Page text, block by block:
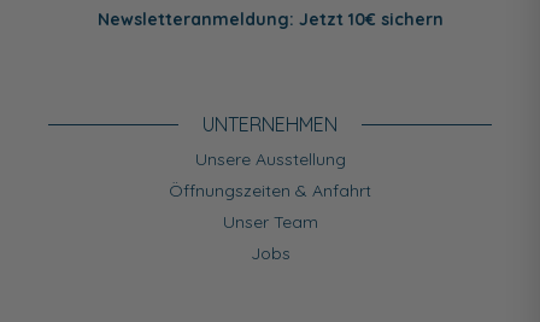
Newsletteranmeldung: Jetzt 10€ sichern
UNTERNEHMEN
Unsere Ausstellung
Öffnungszeiten & Anfahrt
Unser Team
Jobs